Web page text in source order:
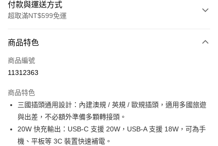
付款與運送方式
超取滿NT$599免運
信用卡一次付款
超商取貨付款
Apple Pay
街口支付
悠遊付
商品特色
商品編號
11312363
商品特色
三國插頭通用設計：內建澳規 / 英規 / 歐規插頭，適用多國旅遊
與出差，不必額外準備多顆轉接頭。
20W 快充輸出：USB‑C 支援 20W，USB‑A 支援 18W，可為手
機、平板等 3C 裝置快速補電。